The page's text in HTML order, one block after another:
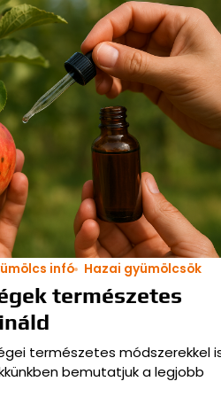
infó Hazai gyümölcsök
természetes
természetes módszerekkel
bemutatjuk a legjobb